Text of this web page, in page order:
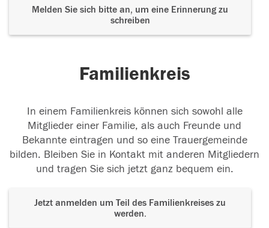
Melden Sie sich bitte an, um eine Erinnerung zu
schreiben
Familienkreis
In einem Familienkreis können sich sowohl alle
Mitglieder einer Familie, als auch Freunde und
Bekannte eintragen und so eine Trauergemeinde
bilden. Bleiben Sie in Kontakt mit anderen Mitgliedern
und tragen Sie sich jetzt ganz bequem ein.
Jetzt anmelden um Teil des Familienkreises zu
werden.